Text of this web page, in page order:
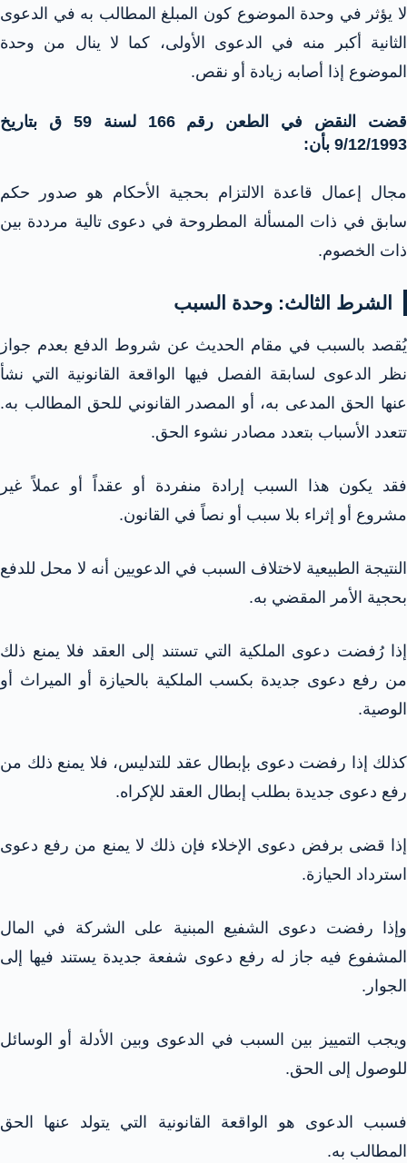
لا يؤثر في وحدة الموضوع كون المبلغ المطالب به في الدعوى
الثانية أكبر منه في الدعوى الأولى، كما لا ينال من وحدة
الموضوع إذا أصابه زيادة أو نقص.
قضت النقض في الطعن رقم 166 لسنة 59 ق بتاريخ
9/12/1993 بأن:
مجال إعمال قاعدة الالتزام بحجية الأحكام هو صدور حكم
سابق في ذات المسألة المطروحة في دعوى تالية مرددة بين
ذات الخصوم.
الشرط الثالث: وحدة السبب
يُقصد بالسبب في مقام الحديث عن شروط الدفع بعدم جواز
نظر الدعوى لسابقة الفصل فيها الواقعة القانونية التي نشأ
عنها الحق المدعى به، أو المصدر القانوني للحق المطالب به.
تتعدد الأسباب بتعدد مصادر نشوء الحق.
فقد يكون هذا السبب إرادة منفردة أو عقداً أو عملاً غير
مشروع أو إثراء بلا سبب أو نصاً في القانون.
النتيجة الطبيعية لاختلاف السبب في الدعويين أنه لا محل للدفع
بحجية الأمر المقضي به.
إذا رُفضت دعوى الملكية التي تستند إلى العقد فلا يمنع ذلك
من رفع دعوى جديدة بكسب الملكية بالحيازة أو الميراث أو
الوصية.
كذلك إذا رفضت دعوى بإبطال عقد للتدليس، فلا يمنع ذلك من
رفع دعوى جديدة بطلب إبطال العقد للإكراه.
إذا قضى برفض دعوى الإخلاء فإن ذلك لا يمنع من رفع دعوى
استرداد الحيازة.
وإذا رفضت دعوى الشفيع المبنية على الشركة في المال
المشفوع فيه جاز له رفع دعوى شفعة جديدة يستند فيها إلى
الجوار.
ويجب التمييز بين السبب في الدعوى وبين الأدلة أو الوسائل
للوصول إلى الحق.
فسبب الدعوى هو الواقعة القانونية التي يتولد عنها الحق
المطالب به.